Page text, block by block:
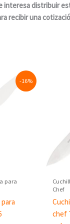
interesa distribuir
recibir una
-16%
para
Chef
chef